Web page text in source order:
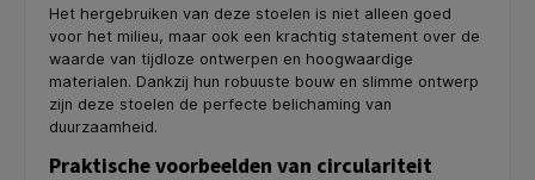
Het hergebruiken van deze stoelen is niet alleen goed
voor het milieu, maar ook een krachtig statement over de
waarde van tijdloze ontwerpen en hoogwaardige
materialen. Dankzij hun robuuste bouw en slimme ontwerp
zijn deze stoelen de perfecte belichaming van
duurzaamheid.
Praktische voorbeelden van circulariteit